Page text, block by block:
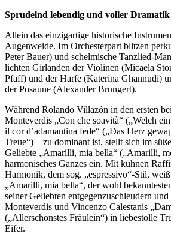
Sprudelnd lebendig und voller Dramatik
Allein das einzigartige historische
Augenweide. Im Orchesterpart blitzen
Peter Bauer) und schelmische Tanzlied-
lichten Girlanden der Violinen (Micaela
Pfaff) und der Harfe (Katerina Ghannudi)
der Posaune (Alexander Brungert).
Während Rolando Villazón in den ersten
Monteverdis „Con che soavità“ („Welch
il cor d’adamantina fede“ („Das Herz
Treue“) – zu dominant ist, stellt sich im
Geliebte „Amarilli, mia bella“ („Amarilli,
harmonisches Ganzes ein. Mit kühnen
Harmonik, dem sog. „espressivo“-Stil,
„Amarilli, mia bella“, der wohl
seiner Geliebten entgegenzuschleudern
Monteverdis und Vincenzo Calestanis
(„Allerschönstes Fräulein“) in liebestolle
Eifer.